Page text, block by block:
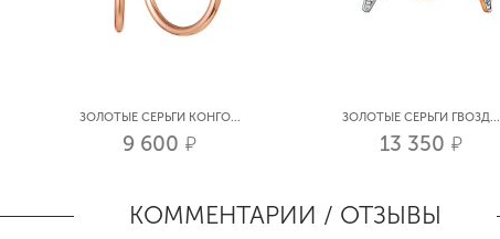
ЗОЛОТЫЕ СЕРЬГИ КОНГО...
9 600 р.
ЗОЛОТЫЕ СЕРЬГИ ГВОЗД...
13 350 р.
КОММЕНТАРИИ / ОТЗЫВЫ